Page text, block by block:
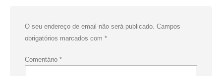
O seu endereço de email não será publicado. Campos
obrigatórios marcados com *
Comentário *